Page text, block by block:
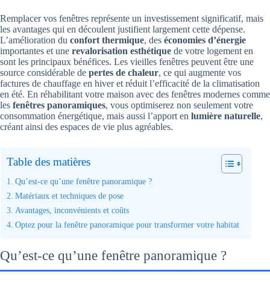
Remplacer vos fenêtres représente un investissement significatif, mais
les avantages qui en découlent justifient largement cette dépense.
L’amélioration du confort thermique, des économies d’énergie
importantes et une revalorisation esthétique de votre logement en
sont les principaux bénéfices. Les vieilles fenêtres peuvent être une
source considérable de pertes de chaleur, ce qui augmente vos
factures de chauffage en hiver et réduit l’efficacité de la climatisation
en été. En réhabilitant votre maison avec des fenêtres modernes comme
les fenêtres panoramiques, vous optimiserez non seulement votre
consommation énergétique, mais aussi l’apport en lumière naturelle,
créant ainsi des espaces de vie plus agréables.
Table des matières
Qu’est-ce qu’une fenêtre panoramique ?
Matériaux et techniques de pose
Avantages, inconvénients et coûts
Optez pour la fenêtre panoramique pour transformer votre habitat
Qu’est-ce qu’une fenêtre panoramique ?